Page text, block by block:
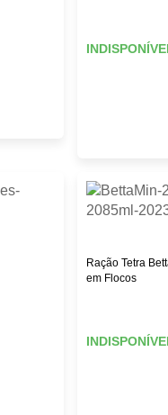
Ração Tetra
em Flocos